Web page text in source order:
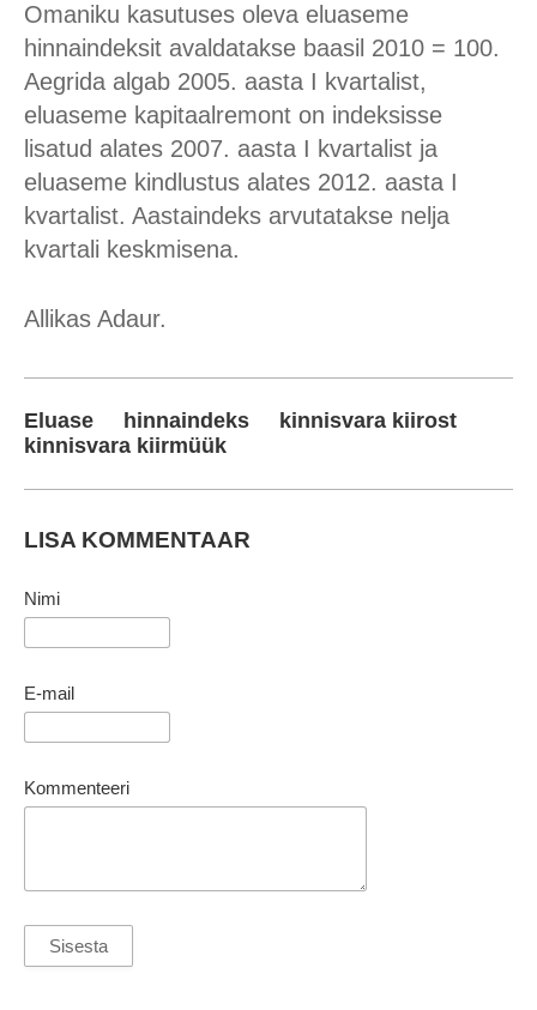
Omaniku kasutuses oleva eluaseme
hinnaindeksit avaldatakse baasil 2010 = 100.
Aegrida algab 2005. aasta I kvartalist,
eluaseme kapitaalremont on indeksisse
lisatud alates 2007. aasta I kvartalist ja
eluaseme kindlustus alates 2012. aasta I
kvartalist. Aastaindeks arvutatakse nelja
kvartali keskmisena.
Allikas Adaur.
Eluase hinnaindeks
kinnisvara kiirost
kinnisvara kiirmüük
LISA KOMMENTAAR
Nimi
E-mail
Kommenteeri